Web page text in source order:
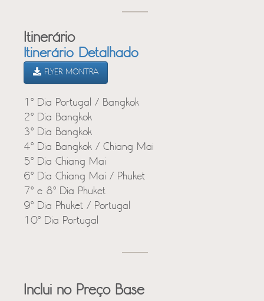
Itinerário
Itinerário Detalhado
FLYER MONTRA
1º Dia Portugal / Bangkok
2º Dia Bangkok
3º Dia Bangkok
4º Dia Bangkok / Chiang Mai
5º Dia Chiang Mai
6º Dia Chiang Mai / Phuket
7º e 8º Dia Phuket
9º Dia Phuket / Portugal
10º Dia Portugal
Inclui no Preço Base